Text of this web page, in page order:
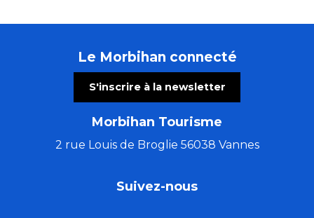
Le Morbihan connecté
S'inscrire à la newsletter
Morbihan Tourisme
2 rue Louis de Broglie 56038 Vannes
Suivez-nous